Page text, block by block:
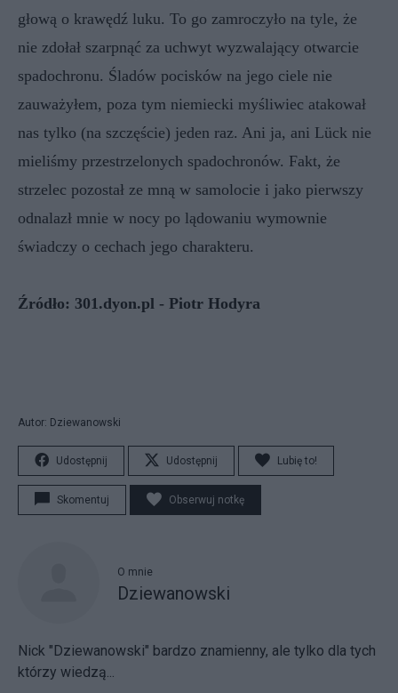
głową o krawędź luku. To go zamroczyło na tyle, że
nie zdołał szarpnąć za uchwyt wyzwalający otwarcie
spadochronu. Śladów pocisków na jego ciele nie
zauważyłem, poza tym niemiecki myśliwiec atakował
nas tylko (na szczęście) jeden raz. Ani ja, ani Lück nie
mieliśmy przestrzelonych spadochronów. Fakt, że
strzelec pozostał ze mną w samolocie i jako pierwszy
odnalazł mnie w nocy po lądowaniu wymownie
świadczy o cechach jego charakteru.
Źródło: 301.dyon.pl - Piotr Hodyra
Autor: Dziewanowski
Udostępnij Udostępnij Lubię to!
Skomentuj Obserwuj notkę
O mnie
Dziewanowski
Nick "Dziewanowski" bardzo znamienny, ale tylko dla tych
którzy wiedzą...